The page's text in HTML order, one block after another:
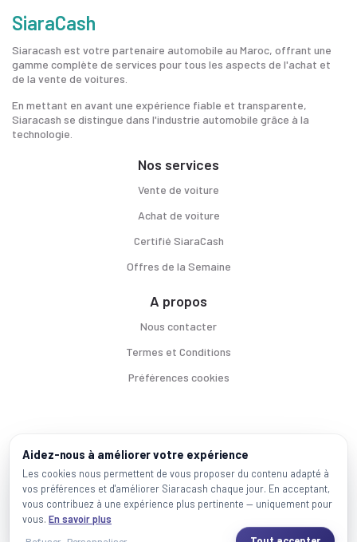
SiaraCash
Siaracash est votre partenaire automobile au Maroc, offrant une
gamme complète de services pour tous les aspects de l'achat et
de la vente de voitures.
En mettant en avant une expérience fiable et transparente,
Siaracash se distingue dans l'industrie automobile grâce à la
technologie.
Nos services
Vente de voiture
Achat de voiture
Certifié SiaraCash
Offres de la Semaine
A propos
Nous contacter
Termes et Conditions
Préférences cookies
Voitures par ville
Casablanca | | Mohammadia |Salé | |
Marques populaires
Mercedes| |Volkswagen | Renault Toyota Peugeot
Aidez-nous à améliorer votre expérience
Les cookies nous permettent de vous proposer du contenu adapté à
vos préférences et d'améliorer Siaracash chaque jour. En acceptant,
vous contribuez à une expérience plus pertinente — uniquement pour
vous. En savoir plus